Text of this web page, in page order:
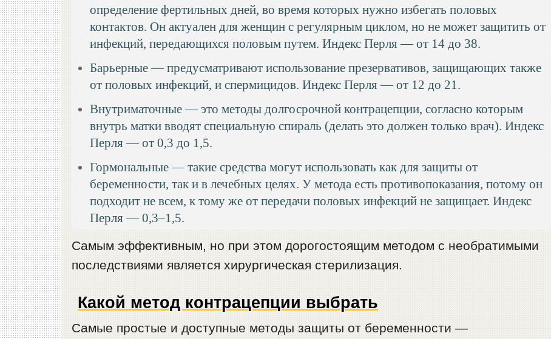
определение фертильных дней, во время которых нужно избегать половых
контактов. Он актуален для женщин с регулярным циклом, но не может защитить от
инфекций, передающихся половым путем. Индекс Перля — от 14 до 38.
Барьерные — предусматривают использование презервативов, защищающих также
от половых инфекций, и спермицидов. Индекс Перля — от 12 до 21.
Внутриматочные — это методы долгосрочной контрацепции, согласно которым
внутрь матки вводят специальную спираль (делать это должен только врач). Индекс
Перля — от 0,3 до 1,5.
Гормональные — такие средства могут использовать как для защиты от
беременности, так и в лечебных целях. У метода есть противопоказания, потому он
подходит не всем, к тому же от передачи половых инфекций не защищает. Индекс
Перля — 0,3–1,5.
Самым эффективным, но при этом дорогостоящим методом с необратимыми
последствиями является хирургическая стерилизация.
Какой метод контрацепции выбрать
Самые простые и доступные методы защиты от беременности —